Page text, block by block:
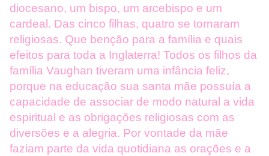
diocesano, um bispo, um arcebispo e um
cardeal. Das cinco filhas, quatro se tornaram
religiosas. Que benção para a família e quais
efeitos para toda a Inglaterra! Todos os filhos da
família Vaughan tiveram uma infância feliz,
porque na educação sua santa mãe possuía a
capacidade de associar de modo natural a vida
espiritual e as obrigações religiosas com as
diversões e a alegria. Por vontade da mãe
faziam parte da vida quotidiana as orações e a